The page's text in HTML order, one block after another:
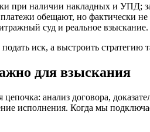
при наличии накладных и УПД;
обещают, но фактически
суд и реальное взыскание.
иск, а выстроить
для взыскания
цепочка: анализ договора,
исполнения. Когда мы